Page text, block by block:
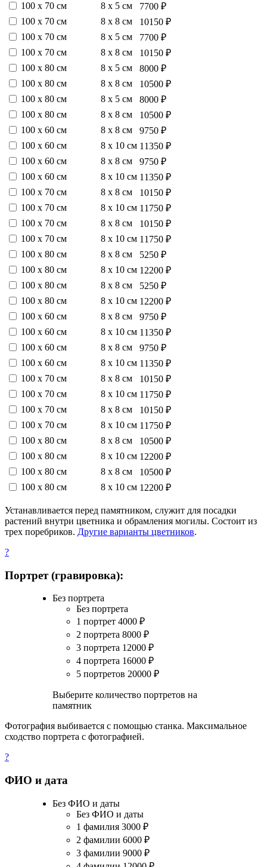
100 х 70 см
8 х 5 см
7700 ₽
100 х 70 см
8 х 8 см
10150 ₽
100 х 70 см
8 х 5 см
7700 ₽
100 х 70 см
8 х 8 см
10150 ₽
100 х 80 см
8 х 5 см
8000 ₽
100 х 80 см
8 х 8 см
10500 ₽
100 х 80 см
8 х 5 см
8000 ₽
100 х 80 см
8 х 8 см
10500 ₽
100 х 60 см
8 х 8 см
9750 ₽
100 х 60 см
8 х 10 см 11350 ₽
100 х 60 см
8 х 8 см
9750 ₽
100 х 60 см
8 х 10 см 11350 ₽
100 х 70 см
8 х 8 см
10150 ₽
100 х 70 см
8 х 10 см 11750 ₽
100 х 70 см
8 х 8 см
10150 ₽
100 х 70 см
8 х 10 см 11750 ₽
100 х 80 см
8 х 8 см
5250 ₽
100 х 80 см
8 х 10 см 12200 ₽
100 х 80 см
8 х 8 см
5250 ₽
100 х 80 см
8 х 10 см 12200 ₽
100 х 60 см
8 х 8 см
9750 ₽
100 х 60 см
8 х 10 см 11350 ₽
100 х 60 см
8 х 8 см
9750 ₽
100 х 60 см
8 х 10 см 11350 ₽
100 х 70 см
8 х 8 см
10150 ₽
100 х 70 см
8 х 10 см 11750 ₽
100 х 70 см
8 х 8 см
10150 ₽
100 х 70 см
8 х 10 см 11750 ₽
100 х 80 см
8 х 8 см
10500 ₽
100 х 80 см
8 х 10 см 12200 ₽
100 х 80 см
8 х 8 см
10500 ₽
100 х 80 см
8 х 10 см 12200 ₽
Устанавливается перед памятником, служит для посадки
растений внутри цветника и обрамления могилы. Состоит из
трех поребриков. Другие варианты цветников.
?
Портрет (гравировка):
Без портрета
Без портрета
1 портрет 4000 ₽
2 портрета 8000 ₽
3 портрета 12000 ₽
4 портрета 16000 ₽
5 портретов 20000 ₽
Выберите количество портретов на
памятник
Фотография выбивается с помощью станка. Максимальное
сходство портрета с фотографией.
?
ФИО и дата
Без ФИО и даты
Без ФИО и даты
1 фамилия 3000 ₽
2 фамилии 6000 ₽
3 фамилии 9000 ₽